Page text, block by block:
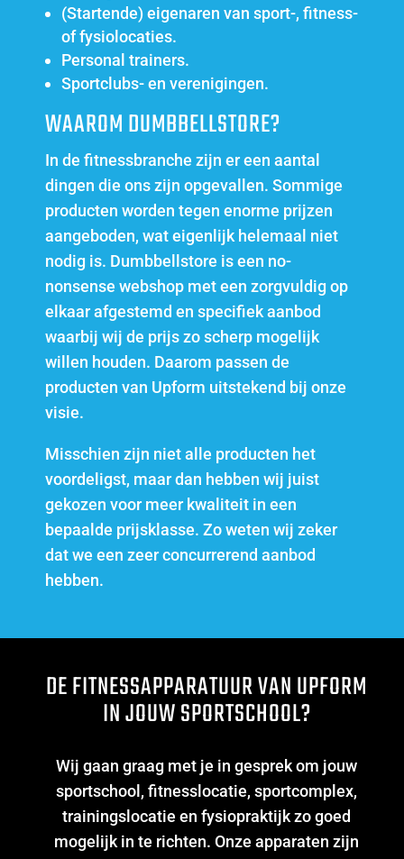
(Startende) eigenaren van sport-, fitness-
of fysiolocaties.
Personal trainers.
Sportclubs- en verenigingen.
WAAROM DUMBBELLSTORE?
In de fitnessbranche zijn er een aantal
dingen die ons zijn opgevallen. Sommige
producten worden tegen enorme prijzen
aangeboden, wat eigenlijk helemaal niet
nodig is. Dumbbellstore is een no-
nonsense webshop met een zorgvuldig op
elkaar afgestemd en specifiek aanbod
waarbij wij de prijs zo scherp mogelijk
willen houden. Daarom passen de
producten van Upform uitstekend bij onze
visie.
Misschien zijn niet alle producten het
voordeligst, maar dan hebben wij juist
gekozen voor meer kwaliteit in een
bepaalde prijsklasse. Zo weten wij zeker
dat we een zeer concurrerend aanbod
hebben.
DE FITNESSAPPARATUUR VAN UPFORM
IN JOUW SPORTSCHOOL?
Wij gaan graag met je in gesprek om jouw
sportschool, fitnesslocatie, sportcomplex,
trainingslocatie en fysiopraktijk zo goed
mogelijk in te richten. Onze apparaten zijn